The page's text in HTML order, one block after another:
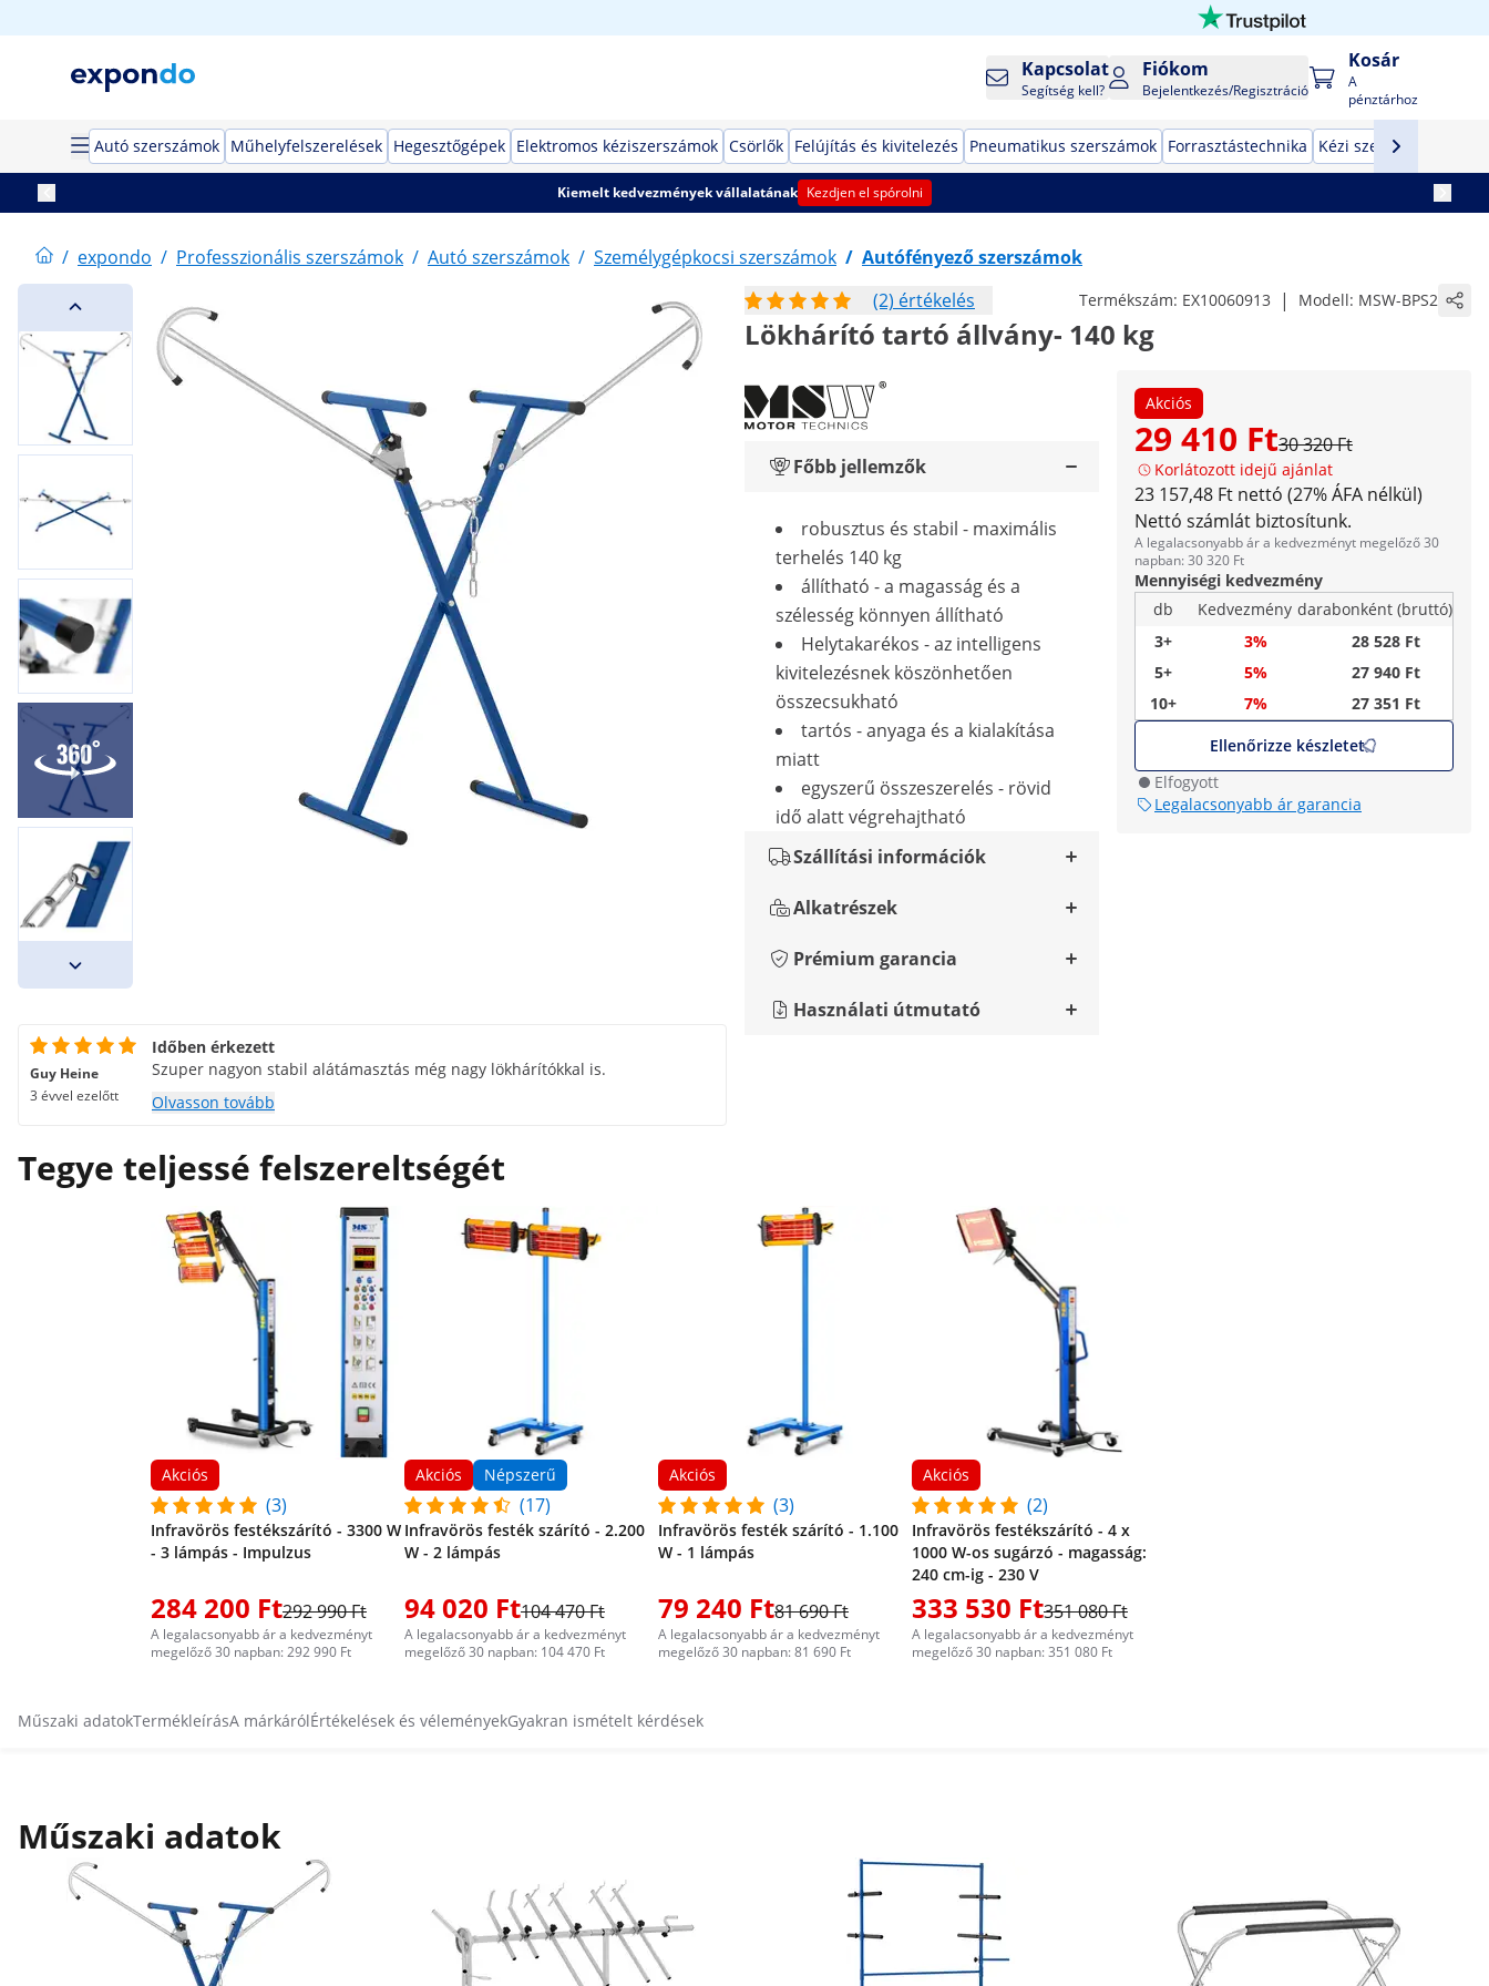
Kapcsolat
Segítség kell?
Fiókom
Bejelentkezés/Regisztráció
Kosár
A
pénztárhoz
Autó szerszámok Műhelyfelszerelések Hegesztőgépek Elektromos kéziszerszámok Csörlők Felújítás és kivitelezés Pneumatikus szerszámok Forrasztástechnika Kézi szerszámok
Kiemelt kedvezmények vállalatának Kezdjen el spórolni
/ expondo / Professzionális szerszámok / Autó szerszámok / Személygépkocsi szerszámok / Autófényező szerszámok
(2) értékelés
Termékszám: EX10060913 | Modell: MSW-BPS2
Lökhárító tartó állvány- 140 kg
Akciós
29 410 Ft30 320 Ft
Korlátozott idejű ajánlat
23 157,48 Ft nettó (27% ÁFA nélkül)
Nettó számlát biztosítunk.
A legalacsonyabb ár a kedvezményt megelőző 30
napban: 30 320 Ft
Mennyiségi kedvezmény
db
Kedvezmény darabonként (bruttó)
3+
3%
28 528 Ft
5+
5%
27 940 Ft
10+
7%
27 351 Ft
Ellenőrizze készletet
Elfogyott
Legalacsonyabb ár garancia
Főbb jellemzők
robusztus és stabil - maximális
terhelés 140 kg
állítható - a magasság és a
szélesség könnyen állítható
Helytakarékos - az intelligens
kivitelezésnek köszönhetően
összecsukható
tartós - anyaga és a kialakítása
miatt
egyszerű összeszerelés - rövid
idő alatt végrehajtható
Szállítási információk
Alkatrészek
Prémium garancia
Használati útmutató
Guy Heine
3 évvel ezelőtt
Időben érkezett
Szuper nagyon stabil alátámasztás még nagy lökhárítókkal is.
Olvasson tovább
Tegye teljessé felszereltségét
Akciós
(3)
Infravörös festékszárító - 3300 W
- 3 lámpás - Impulzus
284 200 Ft292 990 Ft
A legalacsonyabb ár a kedvezményt
megelőző 30 napban: 292 990 Ft
Akciós Népszerű
(17)
Infravörös festék szárító - 2.200
W - 2 lámpás
94 020 Ft104 470 Ft
A legalacsonyabb ár a kedvezményt
megelőző 30 napban: 104 470 Ft
Akciós
(3)
Infravörös festék szárító - 1.100
W - 1 lámpás
79 240 Ft81 690 Ft
A legalacsonyabb ár a kedvezményt
megelőző 30 napban: 81 690 Ft
Akciós
(2)
Infravörös festékszárító - 4 x
1000 W-os sugárzó - magasság:
240 cm-ig - 230 V
333 530 Ft351 080 Ft
A legalacsonyabb ár a kedvezményt
megelőző 30 napban: 351 080 Ft
Műszaki adatokTermékleírásA márkárólÉrtékelések és véleményekGyakran ismételt kérdések
Műszaki adatok